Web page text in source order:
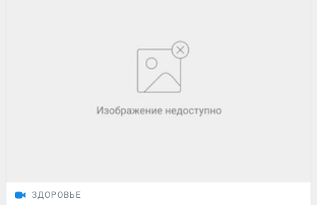
ЗДОРОВЬЕ